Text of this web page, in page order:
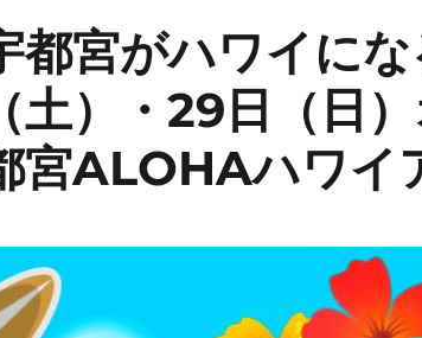
都宮がハワイに
（土）・29日（日
宮ALOHAハワイ